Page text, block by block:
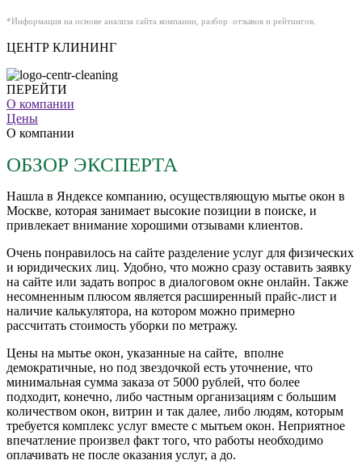
*Информация на основе анализа сайта компании, разбор отзывов и рейтингов.
ЦЕНТР КЛИНИНГ
ПЕРЕЙТИ
О компании
Цены
О компании
ОБЗОР ЭКСПЕРТА
Нашла в Яндексе компанию, осуществляющую мытье окон в
Москве, которая занимает высокие позиции в поиске, и
привлекает внимание хорошими отзывами клиентов.
Очень понравилось на сайте разделение услуг для физических
и юридических лиц. Удобно, что можно сразу оставить заявку
на сайте или задать вопрос в диалоговом окне онлайн. Также
несомненным плюсом является расширенный прайс-лист и
наличие калькулятора, на котором можно примерно
рассчитать стоимость уборки по метражу.
Цены на мытье окон, указанные на сайте, вполне
демократичные, но под звездочкой есть уточнение, что
минимальная сумма заказа от 5000 рублей, что более
подходит, конечно, либо частным организациям с большим
количеством окон, витрин и так далее, либо людям, которым
требуется комплекс услуг вместе с мытьем окон. Неприятное
впечатление произвел факт того, что работы необходимо
оплачивать не после оказания услуг, а до.